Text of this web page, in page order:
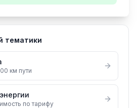
тематики
км пути
по тарифу